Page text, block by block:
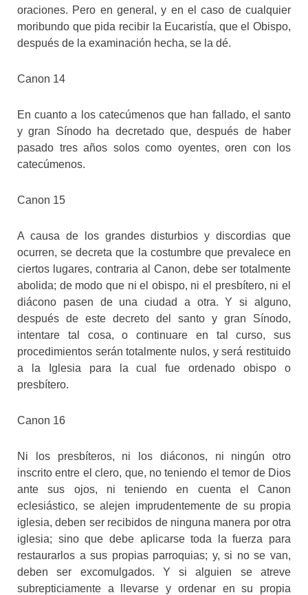
oraciones. Pero en general, y en el caso de cualquier
moribundo que pida recibir la Eucaristía, que el Obispo,
después de la examinación hecha, se la dé.
Canon 14
En cuanto a los catecúmenos que han fallado, el santo
y gran Sínodo ha decretado que, después de haber
pasado tres años solos como oyentes, oren con los
catecúmenos.
Canon 15
A causa de los grandes disturbios y discordias que
ocurren, se decreta que la costumbre que prevalece en
ciertos lugares, contraria al Canon, debe ser totalmente
abolida; de modo que ni el obispo, ni el presbítero, ni el
diácono pasen de una ciudad a otra. Y si alguno,
después de este decreto del santo y gran Sínodo,
intentare tal cosa, o continuare en tal curso, sus
procedimientos serán totalmente nulos, y será restituido
a la Iglesia para la cual fue ordenado obispo o
presbítero.
Canon 16
Ni los presbíteros, ni los diáconos, ni ningún otro
inscrito entre el clero, que, no teniendo el temor de Dios
ante sus ojos, ni teniendo en cuenta el Canon
eclesiástico, se alejen imprudentemente de su propia
iglesia, deben ser recibidos de ninguna manera por otra
iglesia; sino que debe aplicarse toda la fuerza para
restaurarlos a sus propias parroquias; y, si no se van,
deben ser excomulgados. Y si alguien se atreve
subrepticiamente a llevarse y ordenar en su propia